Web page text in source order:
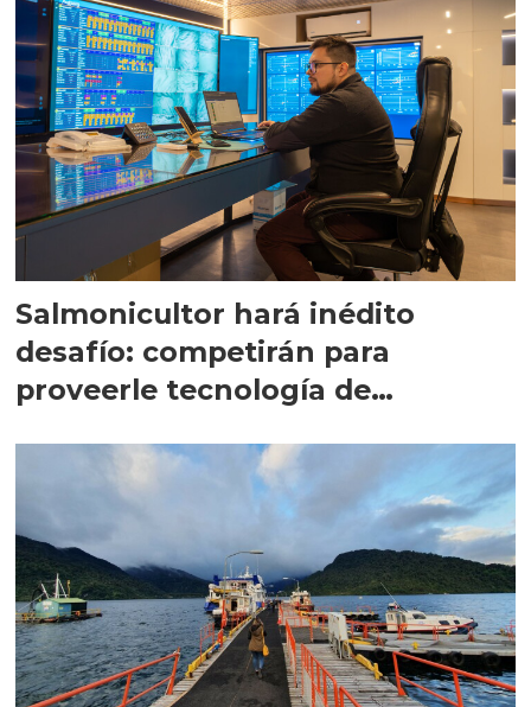
Salmonicultor hará inédito
desafío: competirán para
proveerle tecnología de